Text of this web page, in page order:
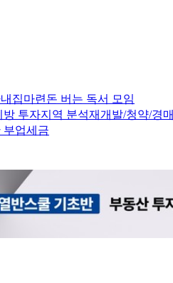
내집마련 돈 버는 독서 모임
방 투자지역 분석재개발/청약/경매
부업세금